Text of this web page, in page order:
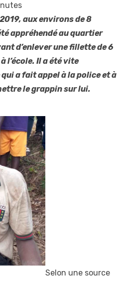
aux environs de 8
appréhendé au quartier
d’enlever une fillette de 6
l’école. Il a été vite
a fait appel à la police et à
le grappin sur lui.
Selon une source